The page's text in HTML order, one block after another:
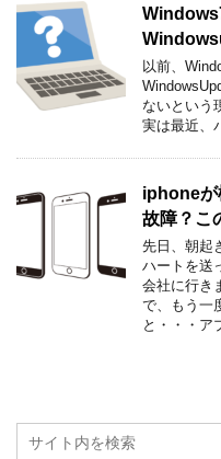
以前、
ないという
実は最近、
iphoneが
故障？こ
先日、朝起
ハートを送
会社に行き
で、もう一
と・・・ア